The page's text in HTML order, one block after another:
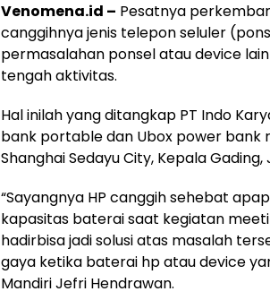
Venomena.id – Pesatnya
canggihnya jenis telepon seluler
permasalahan ponsel atau device
tengah aktivitas.
Hal inilah yang ditangkap PT Indo
bank portable dan Ubox power bank
Shanghai Sedayu City, Kepala
“Sayangnya HP canggih sehebat
kapasitas baterai saat kegiatan
hadirbisa jadi solusi atas masalah
gaya ketika baterai hp atau device
Mandiri Jefri Hendrawan.